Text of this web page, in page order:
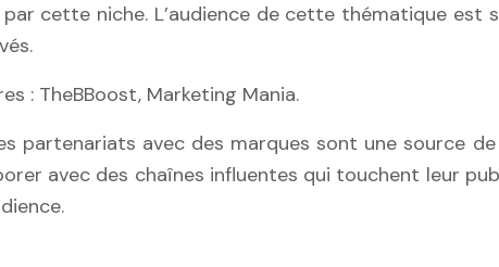
cette niche. L’audience de cette thématique
: TheBBoost, Marketing Mania.
partenariats avec des marques sont une source
avec des chaînes influentes qui touchent leur